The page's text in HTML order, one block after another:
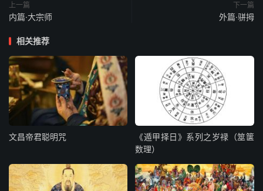
殆见吾衡气机也。鲵桓 之审为渊，止水之审为渊，流水之
审为渊。渊有九名，此处三焉。尝 又与来。”明日，又与之
见壶子。立未定，自失而走。壶子曰：“追 之！”列子追之不
及。反，以报壶子曰：“已灭矣，已失矣，吾弗及 已。”壶子
曰：“乡吾示之以未始出吾宗。吾与之虚而委蛇，不知其 谁
何，因以为弟靡，因以为波流，故逃也。”然后列子自以为
未始学 而归。三年不出，为其妻爨，食豕如食人，于事无
与亲。雕琢复朴， 块然独以其形立。纷而封哉，一以是
终。
无为名尸，无为谋府，无为事任，无为知主。体尽无穷，而
游无朕 。尽其所受乎天而无见得，亦虚而已！至人之用心
上一篇
内篇·大宗师
下一篇
外篇·骈拇
相关推荐
文昌帝君聪明咒
《遁甲择日》系列之岁禄（筮箧
数理）